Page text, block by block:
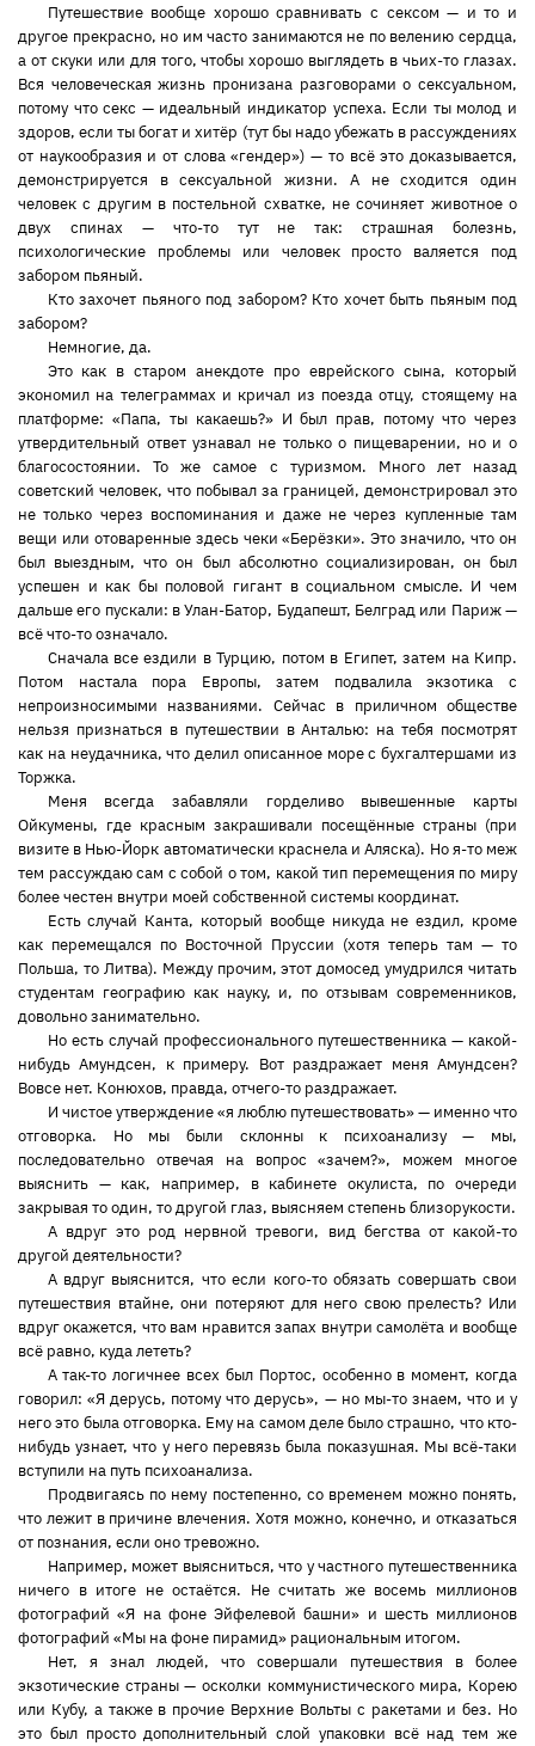
Путешествие вообще хорошо сравнивать с сексом — и то и
другое прекрасно, но им часто занимаются не по велению сердца,
а от скуки или для того, чтобы хорошо выглядеть в чьих-то глазах.
Вся человеческая жизнь пронизана разговорами о сексуальном,
потому что секс — идеальный индикатор успеха. Если ты молод и
здоров, если ты богат и хитёр (тут бы надо убежать в рассуждениях
от наукообразия и от слова «гендер») — то всё это доказывается,
демонстрируется в сексуальной жизни. А не сходится один
человек с другим в постельной схватке, не сочиняет животное о
двух спинах — что-то тут не так: страшная болезнь,
психологические проблемы или человек просто валяется под
забором пьяный.
Кто захочет пьяного под забором? Кто хочет быть пьяным под
забором?
Немногие, да.
Это как в старом анекдоте про еврейского сына, который
экономил на телеграммах и кричал из поезда отцу, стоящему на
платформе: «Папа, ты какаешь?» И был прав, потому что через
утвердительный ответ узнавал не только о пищеварении, но и о
благосостоянии. То же самое с туризмом. Много лет назад
советский человек, что побывал за границей, демонстрировал это
не только через воспоминания и даже не через купленные там
вещи или отоваренные здесь чеки «Берёзки». Это значило, что он
был выездным, что он был абсолютно социализирован, он был
успешен и как бы половой гигант в социальном смысле. И чем
дальше его пускали: в Улан-Батор, Будапешт, Белград или Париж —
всё что-то означало.
Сначала все ездили в Турцию, потом в Египет, затем на Кипр.
Потом настала пора Европы, затем подвалила экзотика с
непроизносимыми названиями. Сейчас в приличном обществе
нельзя признаться в путешествии в Анталью: на тебя посмотрят
как на неудачника, что делил описанное море с бухгалтершами из
Торжка.
Меня всегда забавляли горделиво вывешенные карты
Ойкумены, где красным закрашивали посещённые страны (при
визите в Нью-Йорк автоматически краснела и Аляска). Но я-то меж
тем рассуждаю сам с собой о том, какой тип перемещения по миру
более честен внутри моей собственной системы координат.
Есть случай Канта, который вообще никуда не ездил, кроме
как перемещался по Восточной Пруссии (хотя теперь там — то
Польша, то Литва). Между прочим, этот домосед умудрился читать
студентам географию как науку, и, по отзывам современников,
довольно занимательно.
Но есть случай профессионального путешественника — какой-
нибудь Амундсен, к примеру. Вот раздражает меня Амундсен?
Вовсе нет. Конюхов, правда, отчего-то раздражает.
И чистое утверждение «я люблю путешествовать» — именно что
отговорка. Но мы были склонны к психоанализу — мы,
последовательно отвечая на вопрос «зачем?», можем многое
выяснить — как, например, в кабинете окулиста, по очереди
закрывая то один, то другой глаз, выясняем степень близорукости.
А вдруг это род нервной тревоги, вид бегства от какой-то
другой деятельности?
А вдруг выяснится, что если кого-то обязать совершать свои
путешествия втайне, они потеряют для него свою прелесть? Или
вдруг окажется, что вам нравится запах внутри самолёта и вообще
всё равно, куда лететь?
А так-то логичнее всех был Портос, особенно в момент, когда
говорил: «Я дерусь, потому что дерусь», — но мы-то знаем, что и у
него это была отговорка. Ему на самом деле было страшно, что кто-
нибудь узнает, что у него перевязь была показушная. Мы всё-таки
вступили на путь психоанализа.
Продвигаясь по нему постепенно, со временем можно понять,
что лежит в причине влечения. Хотя можно, конечно, и отказаться
от познания, если оно тревожно.
Например, может выясниться, что у частного путешественника
ничего в итоге не остаётся. Не считать же восемь миллионов
фотографий «Я на фоне Эйфелевой башни» и шесть миллионов
фотографий «Мы на фоне пирамид» рациональным итогом.
Нет, я знал людей, что совершали путешествия в более
экзотические страны — осколки коммунистического мира, Корею
или Кубу, а также в прочие Верхние Вольты с ракетами и без. Но
это был просто дополнительный слой упаковки всё над тем же